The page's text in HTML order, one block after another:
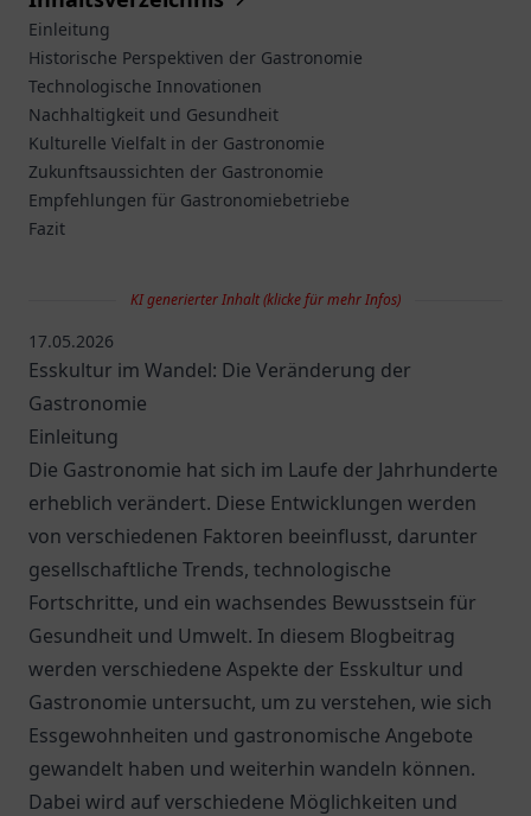
Einleitung
Historische Perspektiven der Gastronomie
Technologische Innovationen
Nachhaltigkeit und Gesundheit
Kulturelle Vielfalt in der Gastronomie
Zukunftsaussichten der Gastronomie
Empfehlungen für Gastronomiebetriebe
Fazit
KI generierter Inhalt (klicke für mehr Infos)
17.05.2026
Esskultur im Wandel: Die Veränderung der
Gastronomie
Einleitung
Die Gastronomie hat sich im Laufe der Jahrhunderte
erheblich verändert. Diese Entwicklungen werden
von verschiedenen Faktoren beeinflusst, darunter
gesellschaftliche Trends, technologische
Fortschritte, und ein wachsendes Bewusstsein für
Gesundheit und Umwelt. In diesem Blogbeitrag
werden verschiedene Aspekte der Esskultur und
Gastronomie untersucht, um zu verstehen, wie sich
Essgewohnheiten und gastronomische Angebote
gewandelt haben und weiterhin wandeln können.
Dabei wird auf verschiedene Möglichkeiten und